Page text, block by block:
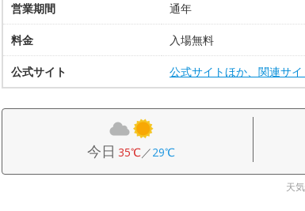
営業期間 通年
料金 入場無料
公式サイト 公式サイトほか、関連サ
今日 35℃／29℃
天